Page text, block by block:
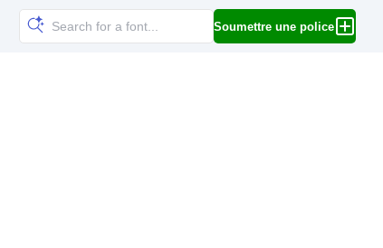
Soumettre une police